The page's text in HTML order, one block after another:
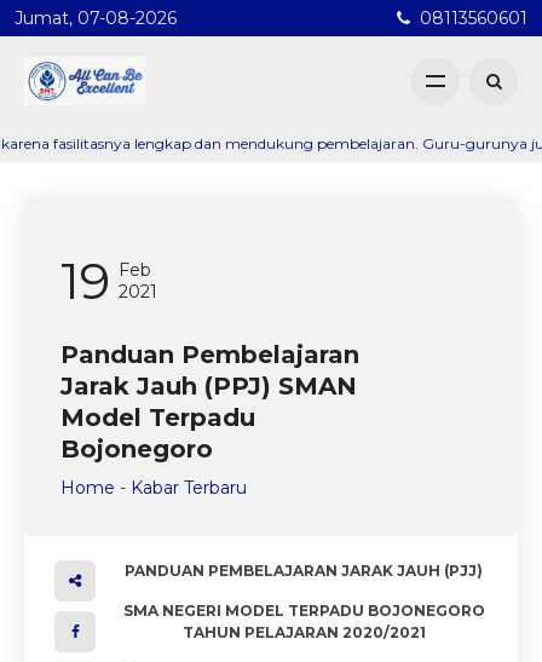
Jumat, 07-08-2026 08113560601
lengkap dan mendukung pembelajaran. Guru-gurunya juga
19
Feb
2021
Panduan Pembelajaran
Jarak Jauh (PPJ) SMAN
Model Terpadu
Bojonegoro
Home - Kabar Terbaru
PANDUAN PEMBELAJARAN JARAK JAUH (PJJ)
SMA NEGERI MODEL TERPADU BOJONEGORO
TAHUN PELAJARAN 2020/2021